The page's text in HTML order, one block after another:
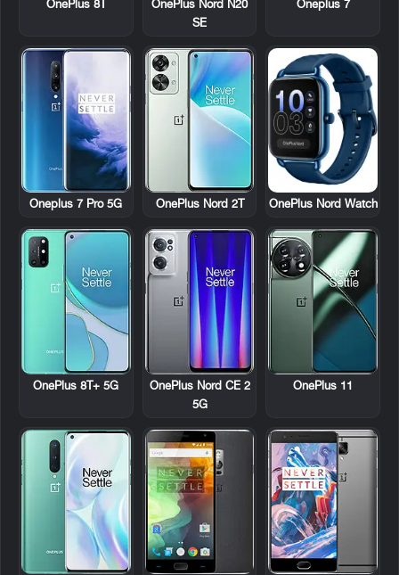
Oneplus 7
OnePlus Nord N20
SE
OnePlus 8T
OnePlus Nord Watch
OnePlus Nord 2T
Oneplus 7 Pro 5G
OnePlus 11
OnePlus Nord CE 2
5G
OnePlus 8T+ 5G